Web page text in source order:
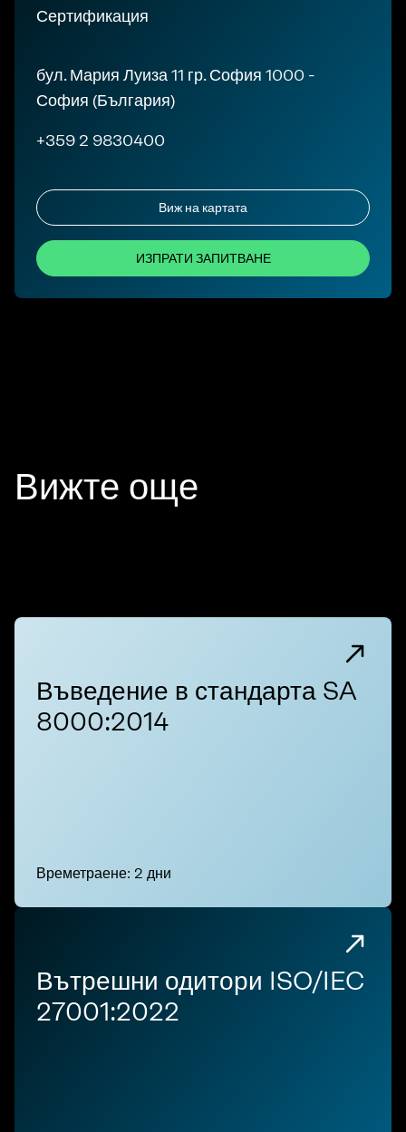
Сертификация
бул. Мария Луиза 11 гр. София 1000 -
София (България)
+359 2 9830400
Виж на картата
ИЗПРАТИ ЗАПИТВАНЕ
Вижте още
Въведение в стандарта SA
8000:2014
Времетраене: 2 дни
Вътрешни одитори ISO/IEC
27001:2022